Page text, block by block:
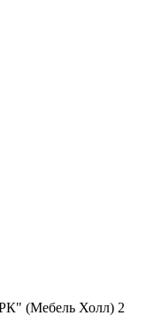
(Мебель Холл) 2